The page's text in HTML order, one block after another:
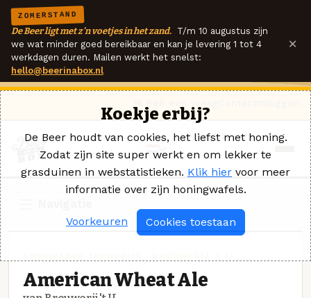
ZOMERSTAND
De Beer ligt met z'n voetjes in het zand. T/m 10 augustus zijn
we wat minder goed bereikbaar en kan je levering 1 tot 4
werkdagen duren. Mailen werkt het snelst:
hello@beerinabox.nl
×
American Wheat Ale
Koekje erbij?
De Beer houdt van cookies, het liefst met honing.
Zodat zijn site super werkt en om lekker te
grasduinen in webstatistieken. Klik hier voor meer
informatie over zijn honingwafels.
Voorkeuren Cookies toestaan